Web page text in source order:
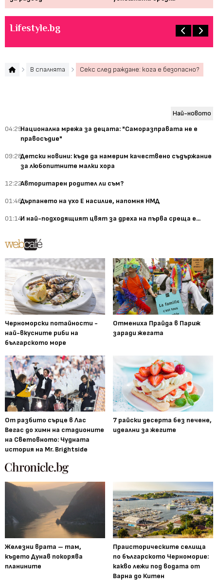
Lifestyle.bg
В спалнята Секс след раждане: кога е безопасно?
Най-новото
04:29Национална мрежа за децата: "Саморазправата не е
правосъдие"
09:28Детски новини: къде да намерим качествено съдържание
за любопитните малки хора
12:22Авторитарен родител ли съм?
01:46Дърпането на ухо Е насилие, напомня НМД
01:14И най-подходящият цвят за дреха на първа среща е...
Черноморски потайности -
най-вкусните риби на
българското море
Отмениха Прайда в Париж
заради жегата
От разбито сърце в Лас
Вегас до химн на стадионите
на Световното: Чудната
история на Mr. Brightside
7 райски десерта без печене,
идеални за жегите
Железни врата – там,
където Дунав покорява
планините
Праисторическите селища
по българското Черноморие:
какво лежи под водата от
Варна до Китен